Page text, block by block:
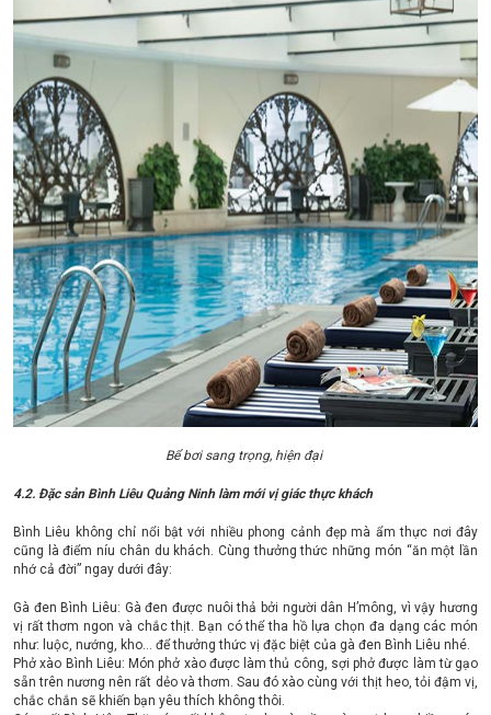
Bể bơi sang trọng, hiện đại
4.2. Đặc sản Bình Liêu Quảng Ninh làm mới vị giác thực khách
Bình Liêu không chỉ nổi bật với nhiều phong cảnh đẹp mà ẩm thực nơi đây
cũng là điểm níu chân du khách. Cùng thưởng thức những món “ăn một lần
nhớ cả đời” ngay dưới đây:
Gà đen Bình Liêu: Gà đen được nuôi thả bởi người dân H’mông, vì vậy hương
vị rất thơm ngon và chắc thịt. Bạn có thể tha hồ lựa chọn đa dạng các món
như: luộc, nướng, kho… để thưởng thức vị đặc biệt của gà đen Bình Liêu nhé.
Phở xào Bình Liêu: Món phở xào được làm thủ công, sợi phở được làm từ gạo
sẵn trên nương nên rất dẻo và thơm. Sau đó xào cùng với thịt heo, tỏi đậm vị,
chắc chắn sẽ khiến bạn yêu thích không thôi.